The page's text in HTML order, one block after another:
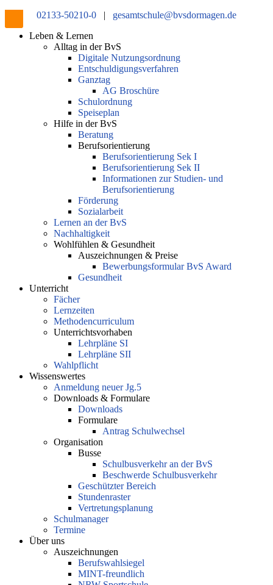
02133-50210-0 | gesamtschule@bvsdormagen.de
Leben & Lernen
Alltag in der BvS
Digitale Nutzungsordnung
Entschuldigungsverfahren
Ganztag
AG Broschüre
Schulordnung
Speiseplan
Hilfe in der BvS
Beratung
Berufsorientierung
Berufsorientierung Sek I
Berufsorientierung Sek II
Informationen zur Studien- und
Berufsorientierung
Förderung
Sozialarbeit
Lernen an der BvS
Nachhaltigkeit
Wohlfühlen & Gesundheit
Auszeichnungen & Preise
Bewerbungsformular BvS Award
Gesundheit
Unterricht
Fächer
Lernzeiten
Methodencurriculum
Unterrichtsvorhaben
Lehrpläne SI
Lehrpläne SII
Wahlpflicht
Wissenswertes
Anmeldung neuer Jg.5
Downloads & Formulare
Downloads
Formulare
Antrag Schulwechsel
Organisation
Busse
Schulbusverkehr an der BvS
Beschwerde Schulbusverkehr
Geschützter Bereich
Stundenraster
Vertretungsplanung
Schulmanager
Termine
Über uns
Auszeichnungen
Berufswahlsiegel
MINT-freundlich